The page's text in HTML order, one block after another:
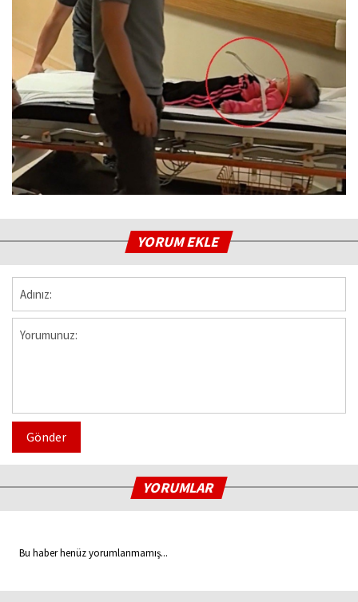
YORUM EKLE
Gönder
YORUMLAR
Bu haber henüz yorumlanmamış...